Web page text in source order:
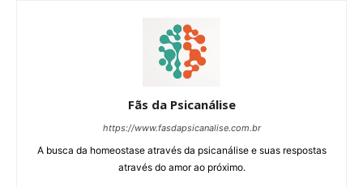
Fãs da Psicanálise
https://www.fasdapsicanalise.com.br
A busca da homeostase através da psicanálise e suas respostas
através do amor ao próximo.